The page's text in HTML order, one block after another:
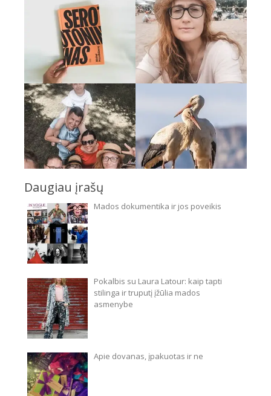
Daugiau įrašų
Mados dokumentika ir jos poveikis
Pokalbis su Laura Latour: kaip tapti
stilinga ir truputį įžūlia mados
asmenybe
Apie dovanas, įpakuotas ir ne